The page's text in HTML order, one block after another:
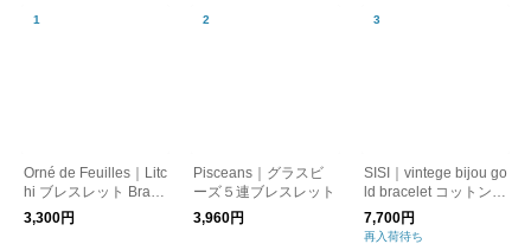
Orné de Feuilles｜Litc
hi ブレスレット Brace
let Bubble Mary
3,300円
Pisceans｜グラスビ
ーズ５連ブレスレット
3,960円
SISI｜vintege bijou go
ld bracelet コットンパ
ール 真鍮 ブレスレッ
ト
7,700円
再入荷待ち